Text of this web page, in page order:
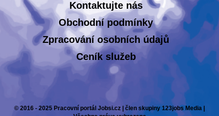
Kontaktujte nás
Obchodní podmínky
Zpracování osobních údajů
Ceník služeb
© 2016 - 2025 Pracovní portál Jobsi.cz | člen skupiny 123jobs Media |